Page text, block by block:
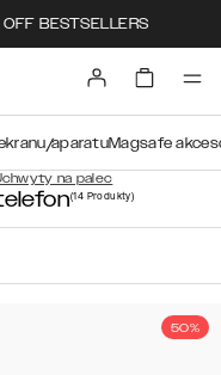
BESTSELLERS
na palec
aparatuMagsafe
(14 Produkty)
50%